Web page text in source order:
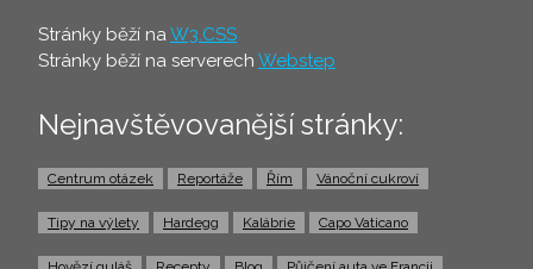
Stránky běží naW3.CSS
Stránky běží na serverech Webstep
Nejnavštěvovanější stránky:
Centrum otázek Reportáže Řím Vánoční cukroví
Tipy na výlety Hardegg Kalábrie Capo Vaticano